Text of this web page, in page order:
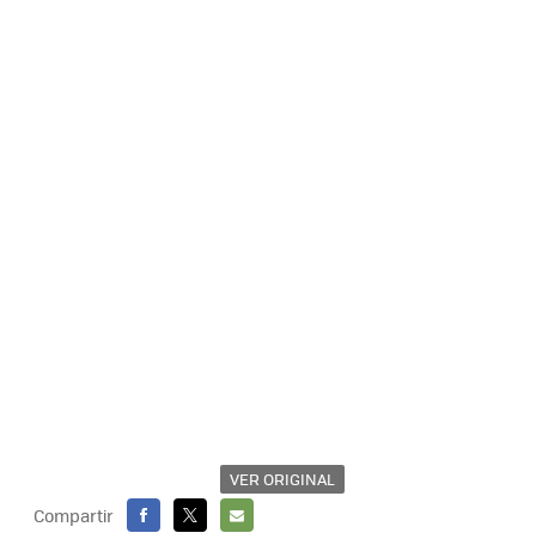
VER ORIGINAL
Compartir